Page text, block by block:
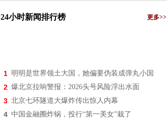
24小时新闻排行榜 更多>>
1 明明是世界领土大国，她偏要伪装成弹丸小国
2 爆北京拉响警报：2026头号风险浮出水面
3 北京七环隧道大爆炸传出惊人内幕
4 中国金融圈炸锅，投行“第一美女”栽了